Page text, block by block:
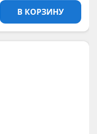
В КОРЗИНУ